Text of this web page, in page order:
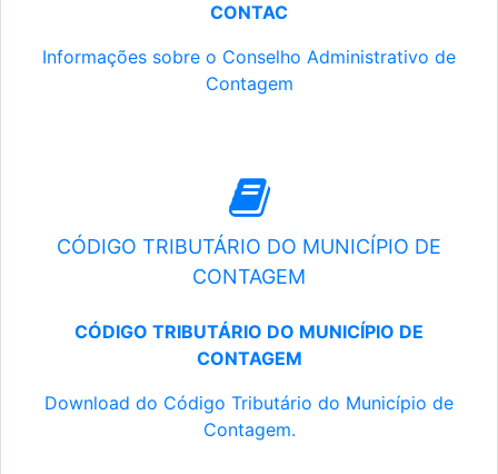
CONTAC
Informações sobre o Conselho Administrativo de
Contagem
CÓDIGO TRIBUTÁRIO DO MUNICÍPIO DE
CONTAGEM
CÓDIGO TRIBUTÁRIO DO MUNICÍPIO DE
CONTAGEM
Download do Código Tributário do Município de
Contagem.